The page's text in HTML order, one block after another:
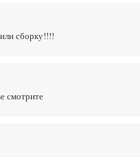
сборку!!!!
смотрите